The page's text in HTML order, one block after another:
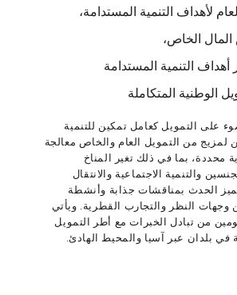
لأهداف التنمية المستدامة،
الخاص،
أهداف التنمية المستدامة
الوطنية المتكاملة
على التمويل كعامل تمكين للتنمية
من التمويل العام والخاص معالجة
محددة، بما في ذلك تغير المناخ
والتنمية الاجتماعية والانتقال
الحدث بمناقشات جذابة وأنشطة
النظر والتجارب القطرية. ويأتي
من تبادل الخبرات مع أطر التمويل
في بلدان عبر آسيا والمحيط الهادئ.